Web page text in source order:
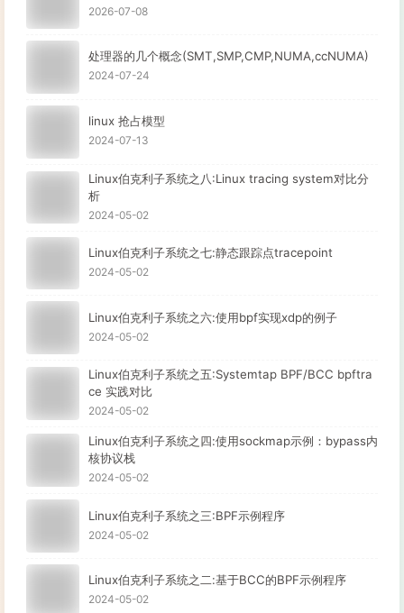
2026-07-08
处理器的几个概念(SMT,SMP,CMP,NUMA,ccNUMA)
2024-07-24
linux 抢占模型
2024-07-13
Linux伯克利子系统之八:Linux tracing system对比分
析
2024-05-02
Linux伯克利子系统之七:静态跟踪点tracepoint
2024-05-02
Linux伯克利子系统之六:使用bpf实现xdp的例子
2024-05-02
Linux伯克利子系统之五:Systemtap BPF/BCC bpftra
ce 实践对比
2024-05-02
Linux伯克利子系统之四:使用sockmap示例：bypass内
核协议栈
2024-05-02
Linux伯克利子系统之三:BPF示例程序
2024-05-02
Linux伯克利子系统之二:基于BCC的BPF示例程序
2024-05-02